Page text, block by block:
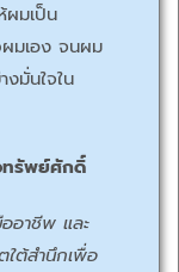
ผมเป็น
มเอง จนผม
งมั่นใจใน
ทรัพย์ศักดิ์
อาชีพ และ
ใต้สำนึกเพื่อ